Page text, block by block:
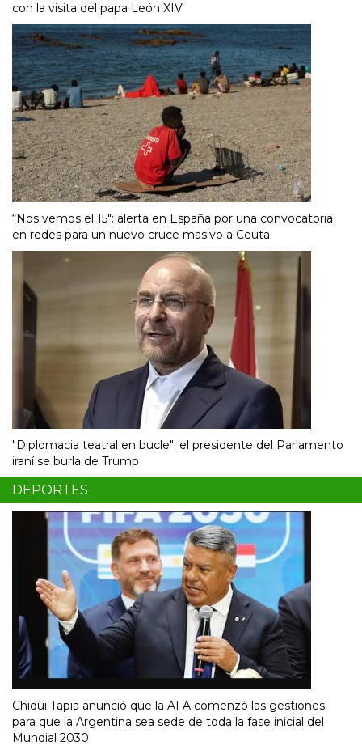
con la visita del papa León XIV
“Nos vemos el 15″: alerta en España por una convocatoria
en redes para un nuevo cruce masivo a Ceuta
"Diplomacia teatral en bucle": el presidente del Parlamento
iraní se burla de Trump
DEPORTES
Chiqui Tapia anunció que la AFA comenzó las gestiones
para que la Argentina sea sede de toda la fase inicial del
Mundial 2030